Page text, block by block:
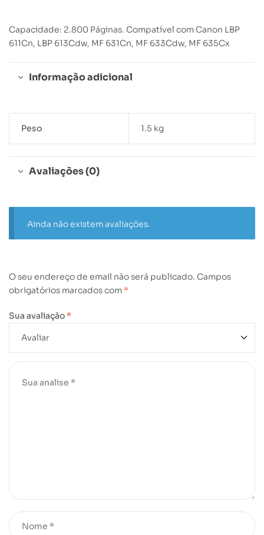
Capacidade: 2.800 Páginas. Compatível com Canon LBP
611Cn, LBP 613Cdw, MF 631Cn, MF 633Cdw, MF 635Cx
Informação adicional
Peso 1.5 kg
Avaliações (0)
Ainda não existem avaliações.
O seu endereço de email não será publicado. Campos
obrigatórios marcados com *
Sua avaliação *